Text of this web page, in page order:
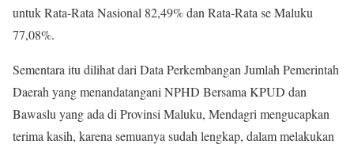
untuk Rata-Rata Nasional 82,49% dan Rata-Rata se Maluku
77,08%.
Sementara itu dilihat dari Data Perkembangan Jumlah Pemerintah
Daerah yang menandatangani NPHD Bersama KPUD dan
Bawaslu yang ada di Provinsi Maluku, Mendagri mengucapkan
terima kasih, karena semuanya sudah lengkap, dalam melakukan